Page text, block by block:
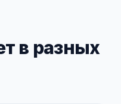
в разных